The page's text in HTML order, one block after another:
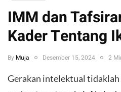
IMM dan
Kader Tentang
By Muja Desember 15, 2024 2
Gerakan intelektual tidaklah